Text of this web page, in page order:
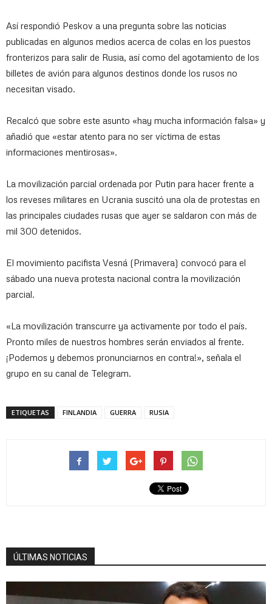
Así respondió Peskov a una pregunta sobre las noticias
publicadas en algunos medios acerca de colas en los puestos
fronterizos para salir de Rusia, así como del agotamiento de los
billetes de avión para algunos destinos donde los rusos no
necesitan visado.
Recalcó que sobre este asunto «hay mucha información falsa» y
añadió que «estar atento para no ser víctima de estas
informaciones mentirosas».
La movilización parcial ordenada por Putin para hacer frente a
los reveses militares en Ucrania suscitó una ola de protestas en
las principales ciudades rusas que ayer se saldaron con más de
mil 300 detenidos.
El movimiento pacifista Vesná (Primavera) convocó para el
sábado una nueva protesta nacional contra la movilización
parcial.
«La movilización transcurre ya activamente por todo el país.
Pronto miles de nuestros hombres serán enviados al frente.
¡Podemos y debemos pronunciarnos en contra!», señala el
grupo en su canal de Telegram.
ETIQUETAS FINLANDIA GUERRA RUSIA
ÚLTIMAS NOTICIAS